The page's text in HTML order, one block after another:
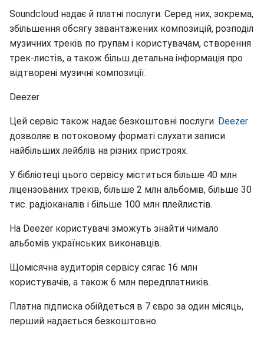
Soundcloud надає й платні послуги. Серед них, зокрема,
збільшення обсягу завантажених композицій, розподіл
музичних треків по групам і користувачам, створення
трек-листів, а також більш детальна інформація про
відтворені музичні композиції.
Deezer
Цей сервіс також надає безкоштовні послуги. Deezer
дозволяє в потоковому форматі слухати записи
найбільших лейблів на різних пристроях.
У бібліотеці цього сервісу міститься більше 40 млн
ліцензованих треків, більше 2 млн альбомів, більше 30
тис. радіоканалів і більше 100 млн плейлистів.
На Deezer користувачі зможуть знайти чимало
альбомів українських виконавців.
Щомісячна аудиторія сервісу сягає 16 млн
користувачів, а також 6 млн передплатників.
Платна підписка обійдеться в 7 євро за один місяць,
перший надається безкоштовно.